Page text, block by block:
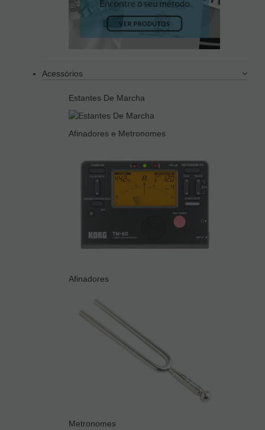
Acessórios
Estantes De Marcha
Afinadores e Metronomes
Afinadores
Metronomes